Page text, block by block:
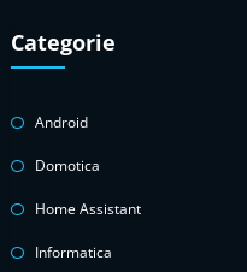
Categorie
Android
Domotica
Home Assistant
Informatica